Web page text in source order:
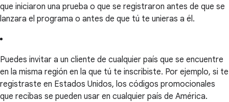
que iniciaron una prueba o que se registraron antes de que se
lanzara el programa o antes de que tú te unieras a él.
Puedes invitar a un cliente de cualquier país que se encuentre
en la misma región en la que tú te inscribiste. Por ejemplo, si te
registraste en Estados Unidos, los códigos promocionales
que recibas se pueden usar en cualquier país de América.